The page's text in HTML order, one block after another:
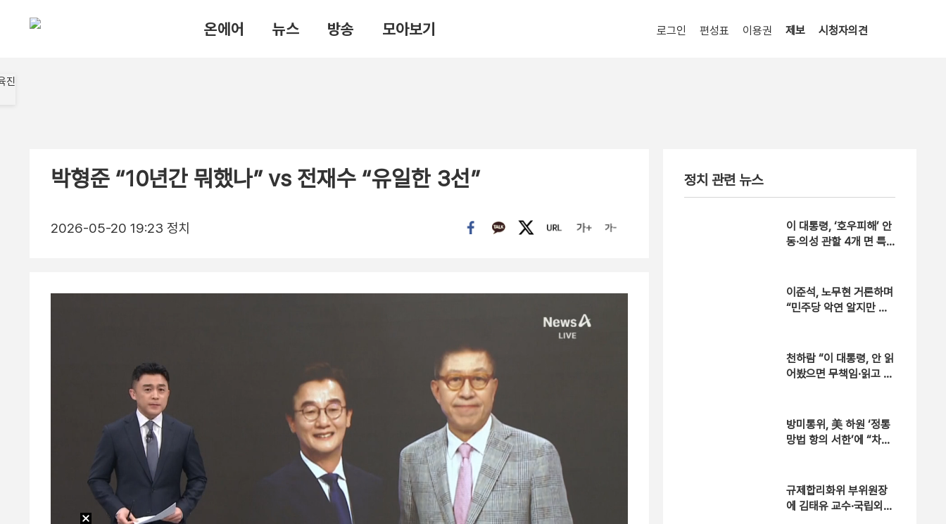
온에어 뉴스 방송 모아보기 로그인 편성표 이용권 제보 시청자의견
박형준 “10년간 뭐했나” vs 전재수 “유일한 3선”
2026-05-20 19:23 정치
정치 관련 뉴스
이 대통령, ‘호우피해’ 안
동·의성 관할 4개 면 특
이준석, 노무현 거론하며
“민주당 악연 알지만 사
천하람 “이 대통령, 안 읽
어봤으면 무책임·읽고 모
방미통위, 美 하원 ‘정통
망법 항의 서한’에 “차별
규제합리화위 부위원장
에 김태유 교수·국립외교